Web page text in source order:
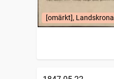
[omärkt], Landskrona